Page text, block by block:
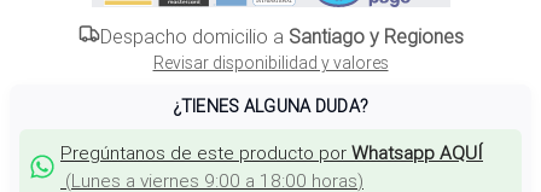
Despacho domicilio a Santiago y Regiones
Revisar disponibilidad y valores
¿TIENES ALGUNA DUDA?
Pregúntanos de este producto por Whatsapp AQUÍ
(Lunes a viernes 9:00 a 18:00 horas)